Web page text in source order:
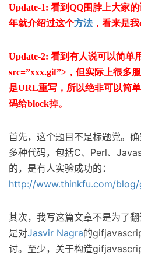
Update-1: 看到QQ围脖上大家
年就介绍过这个方法，看来是我
Update-2: 看到有人说可以简单
src=”xxx.gif”>，但实际上很多
是URL重写，所以绝非可以简
码给block掉。
首先，这个题目不是标题党。
多种代码，包括C、Perl、
的，是有人实验成功的：
http://www.thinkfu.com/
其次，我写这篇文章不是为了
是对Jasvir Nagra的
讨。至少，关于构造